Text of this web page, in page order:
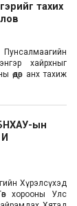
тахих
хайрхныг
өдөр анх тахиж
БНХАУ-ын
Хүрэлсүхэд
хорооны Улс